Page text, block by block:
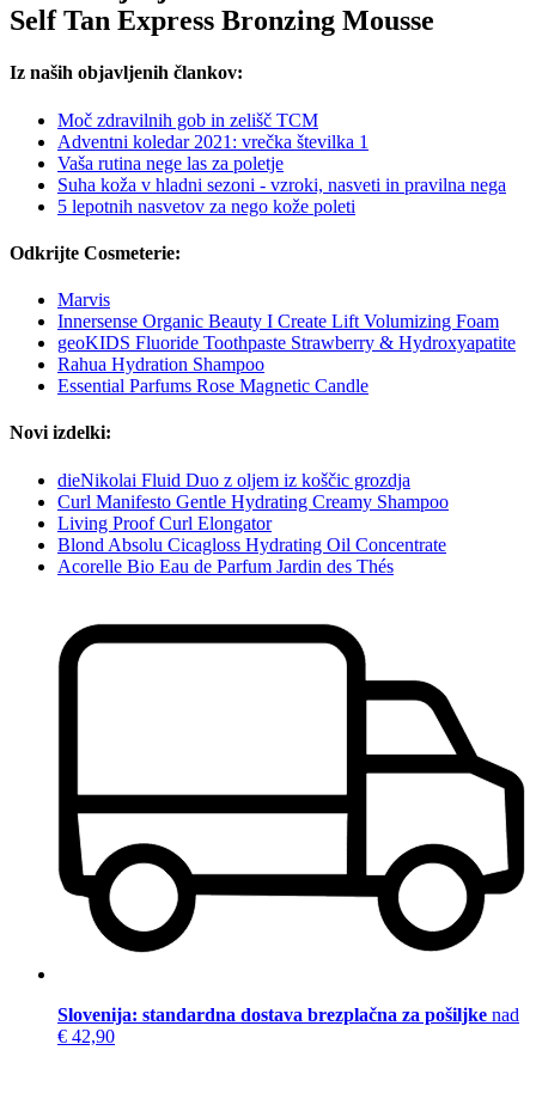
Self Tan Express Bronzing Mousse
Iz naših objavljenih člankov:
Moč zdravilnih gob in zelišč TCM
Adventni koledar 2021: vrečka številka 1
Vaša rutina nege las za poletje
Suha koža v hladni sezoni - vzroki, nasveti in pravilna nega
5 lepotnih nasvetov za nego kože poleti
Odkrijte Cosmeterie:
Marvis
Innersense Organic Beauty I Create Lift Volumizing Foam
geoKIDS Fluoride Toothpaste Strawberry & Hydroxyapatite
Rahua Hydration Shampoo
Essential Parfums Rose Magnetic Candle
Novi izdelki:
dieNikolai Fluid Duo z oljem iz koščic grozdja
Curl Manifesto Gentle Hydrating Creamy Shampoo
Living Proof Curl Elongator
Blond Absolu Cicagloss Hydrating Oil Concentrate
Acorelle Bio Eau de Parfum Jardin des Thés
Slovenija: standardna dostava brezplačna za pošiljke nad
€ 42,90